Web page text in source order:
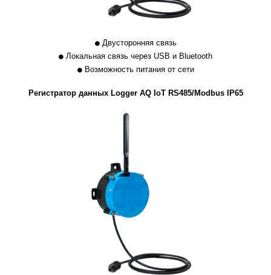
Двусторонняя связь
Локальная связь через USB и Bluetooth
Возможность питания от сети
Регистратор данных Logger AQ IoT RS485/Modbus IP65